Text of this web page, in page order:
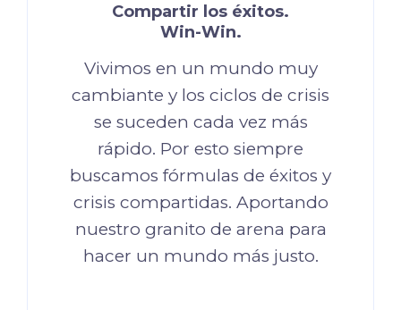
Compartir los éxitos.
Win-Win.
Vivimos en un mundo muy
cambiante y los ciclos de crisis
se suceden cada vez más
rápido. Por esto siempre
buscamos fórmulas de éxitos y
crisis compartidas. Aportando
nuestro granito de arena para
hacer un mundo más justo.